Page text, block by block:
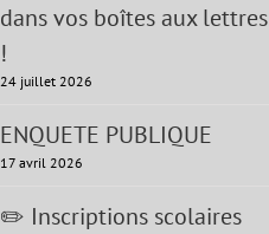
dans vos boîtes aux lettres
!
24 juillet 2026
ENQUETE PUBLIQUE
17 avril 2026
✏️ Inscriptions scolaires